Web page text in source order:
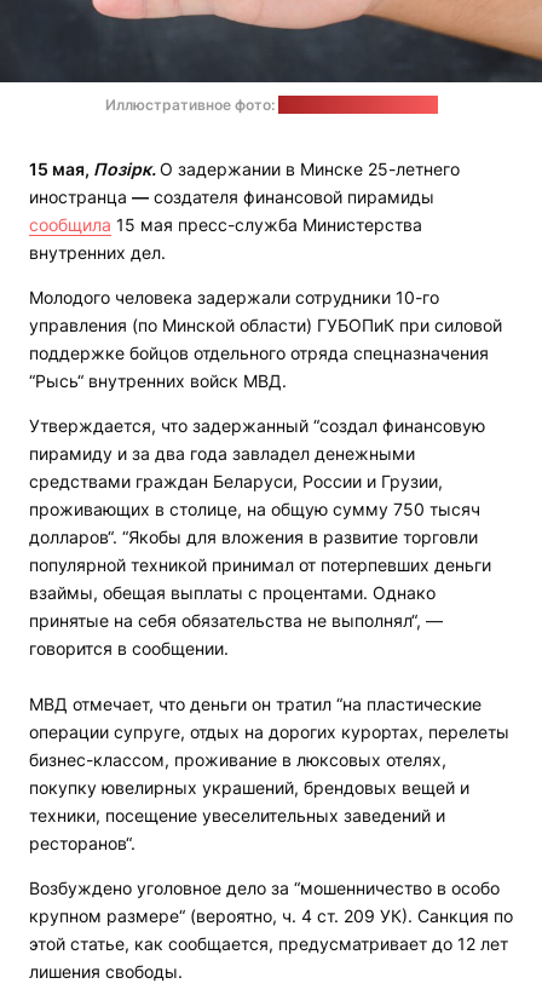
Иллюстративное фото:
15 мая, Позірк.О задержании в Минске 25-летнего
иностранца — создателя финансовой пирамиды
сообщила 15 мая пресс-служба Министерства
внутренних дел.
Молодого человека задержали сотрудники 10-го
управления (по Минской области) ГУБОПиК при силовой
поддержке бойцов отдельного отряда спецназначения
“Рысь“ внутренних войск МВД.
Утверждается, что задержанный “создал финансовую
пирамиду и за два года завладел денежными
средствами граждан Беларуси, России и Грузии,
проживающих в столице, на общую сумму 750 тысяч
долларов“. “Якобы для вложения в развитие торговли
популярной техникой принимал от потерпевших деньги
взаймы, обещая выплаты с процентами. Однако
принятые на себя обязательства не выполнял“, —
говорится в сообщении.
МВД отмечает, что деньги он тратил “на пластические
операции супруге, отдых на дорогих курортах, перелеты
бизнес-классом, проживание в люксовых отелях,
покупку ювелирных украшений, брендовых вещей и
техники, посещение увеселительных заведений и
ресторанов“.
Возбуждено уголовное дело за “мошенничество в особо
крупном размере“ (вероятно, ч. 4 ст. 209 УК). Санкция по
этой статье, как сообщается, предусматривает до 12 лет
лишения свободы.